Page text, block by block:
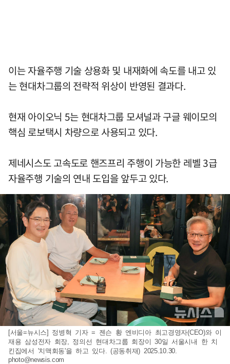
이는 자율주행 기술 상용화 및 내재화에 속도를 내고 있
는 현대차그룹의 전략적 위상이 반영된 결과다.
현재 아이오닉 5는 현대차그룹 모셔널과 구글 웨이모의
핵심 로보택시 차량으로 사용되고 있다.
제네시스도 고속도로 핸즈프리 주행이 가능한 레벨 3급
자율주행 기술의 연내 도입을 앞두고 있다.
[서울=뉴시스] 정병혁 기자 = 젠슨 황 엔비디아 최고경영자(CEO)와 이
재용 삼성전자 회장, 정의선 현대차그룹 회장이 30일 서울시내 한 치
킨집에서 '치맥회동'을 하고 있다. (공동취재) 2025.10.30.
photo@newsis.com